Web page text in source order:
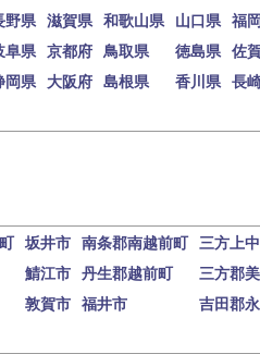
野県 滋賀県 和歌山県 山口県
福
阜県 京都府 鳥取県 徳島県
佐
岡県 大阪府 島根県 香川県
長
坂井市 南条郡南越前町
三方上
鯖江市 丹生郡越前町
三方郡
敦賀市 福井市
吉田郡